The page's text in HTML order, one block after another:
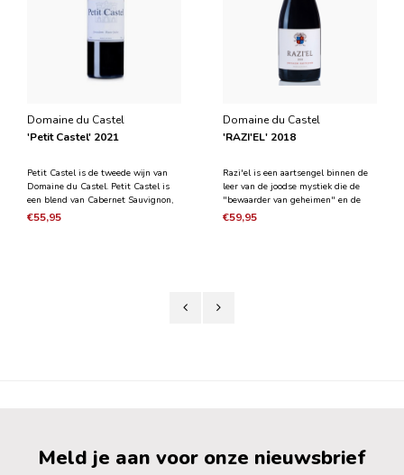
Domaine du Castel
'Petit Castel' 2021
Petit Castel is de tweede wijn van
Domaine du Castel. Petit Castel is
een blend van Cabernet Sauvignon,
Merlot, Petit Verdot, Cabernet Franc
€55,95
Domaine du Castel
'RAZI'EL' 2018
Razi'el is een aartsengel binnen de
leer van de joodse mystiek die de
"bewaarder van geheimen" en de
"engel van mysteriën" is. Razi'el is
€59,95
Meld je aan voor onze nieuwsbrief